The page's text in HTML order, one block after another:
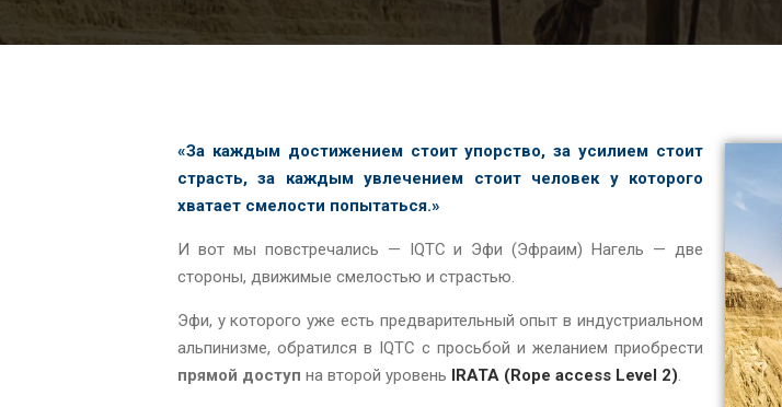
«За каждым достижением стоит упорство, за усилием стоит
страсть, за каждым увлечением стоит человек у которого
хватает смелости попытаться.»
И вот мы повстречались — IQTC и Эфи (Эфраим) Нагель — две
стороны, движимые смелостью и страстью.
Эфи, у которого уже есть предварительный опыт в индустриальном
альпинизме, обратился в IQTC с просьбой и желанием приобрести
прямой доступ на второй уровень IRATA (Rope access Level 2).